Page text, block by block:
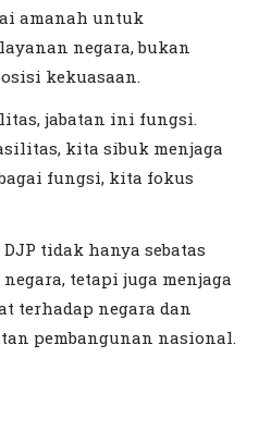
amanah untuk
negara, bukan
kekuasaan.
jabatan ini fungsi.
kita sibuk menjaga
fungsi, kita fokus
tidak hanya sebatas
tetapi juga menjaga
terhadap negara dan
pembangunan nasional.